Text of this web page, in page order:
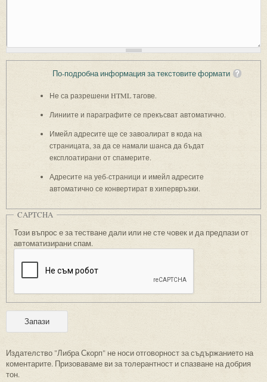
По-подробна информация за текстовите формати
Не са разрешени HTML тагове.
Линиите и параграфите се прекъсват автоматично.
Имейл адресите ще се завоалират в кода на
страницата, за да се намали шанса да бъдат
експлоатирани от спамерите.
Адресите на уеб-страници и имейл адресите
автоматично се конвертират в хипервръзки.
CAPTCHA
Този въпрос е за тестване дали или не сте човек и да предпази от
автоматизирани спам.
Издателство "Либра Скорп" не носи отговорност за съдържанието на
коментарите. Призоваваме ви за толерантност и спазване на добрия
тон.